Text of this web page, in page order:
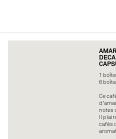
1
6
Ce
notes
Il
cafés